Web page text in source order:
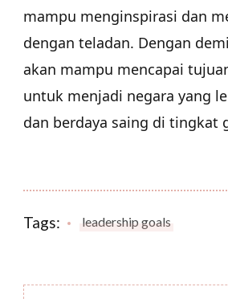
mampu menginspirasi dan
dengan teladan. Dengan
akan mampu mencapai
untuk menjadi negara yang
dan berdaya saing di tingkat
Tags: leadership goals